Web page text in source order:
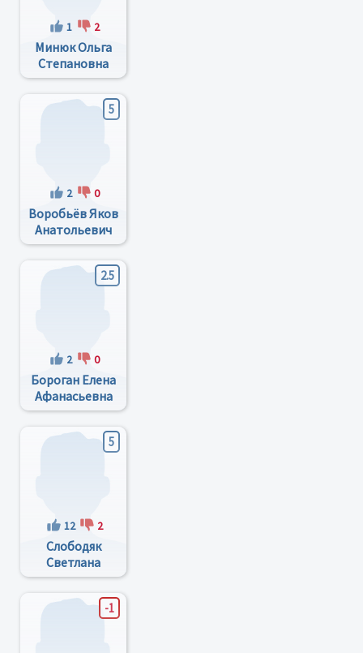
1 2
Минюк Ольга
Степановна
5
2 0
Воробьёв Яков
Анатольевич
2.5
2 0
Бороган Елена
Афанасьевна
5
12 2
Слободяк
Светлана
Ивановна
-1